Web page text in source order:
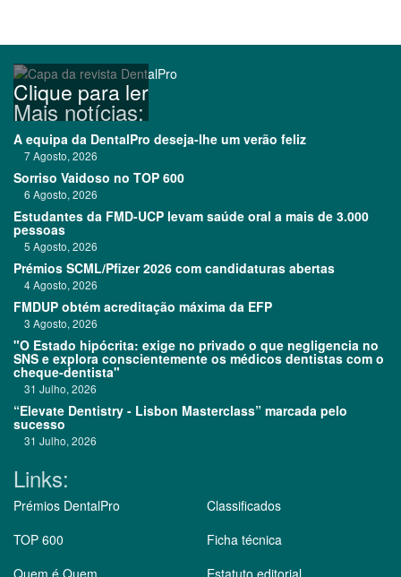
Clique para ler
Mais notícias:
A equipa da DentalPro deseja-lhe um verão feliz
7 Agosto, 2026
Sorriso Vaidoso no TOP 600
6 Agosto, 2026
Estudantes da FMD-UCP levam saúde oral a mais de 3.000
pessoas
5 Agosto, 2026
Prémios SCML/Pfizer 2026 com candidaturas abertas
4 Agosto, 2026
FMDUP obtém acreditação máxima da EFP
3 Agosto, 2026
"O Estado hipócrita: exige no privado o que negligencia no
SNS e explora conscientemente os médicos dentistas com o
cheque-dentista"
31 Julho, 2026
“Elevate Dentistry - Lisbon Masterclass” marcada pelo
sucesso
31 Julho, 2026
Links:
Prémios DentalPro
TOP 600
Quem é Quem
Classificados
Ficha técnica
Estatuto editorial